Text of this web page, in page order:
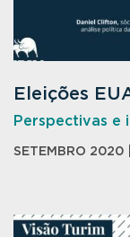
Eleições
Perspectivas e
SETEMBRO 2020